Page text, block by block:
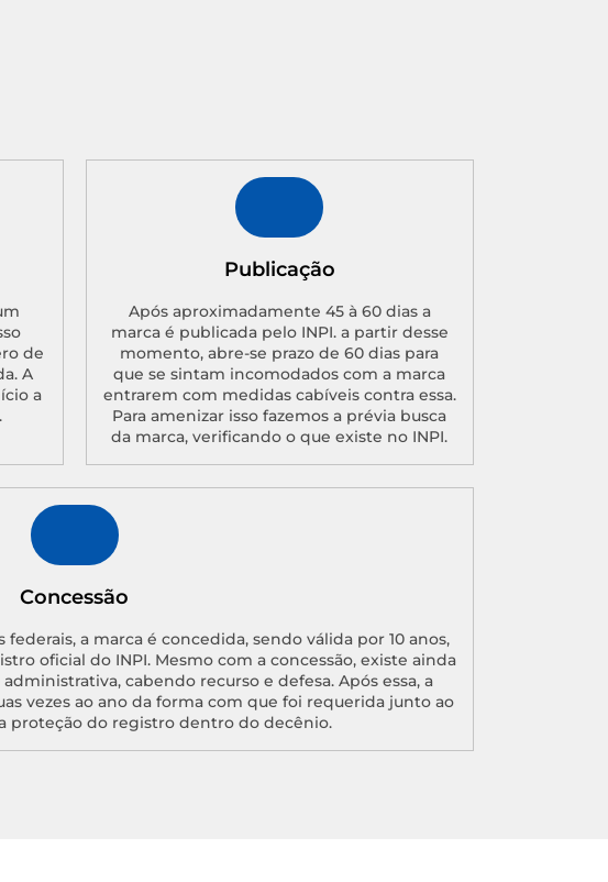
de
A
a
Publicação
Após aproximadamente 45 à 60 dias a
marca é publicada pelo INPI. a partir desse
momento, abre-se prazo de 60 dias para
que se sintam incomodados com a marca
entrarem com medidas cabíveis contra essa.
Para amenizar isso fazemos a prévia busca
da marca, verificando o que existe no INPI.
Concessão
a marca é concedida, sendo válida por 10 anos,
oficial do INPI. Mesmo com a concessão, existe ainda
cabendo recurso e defesa. Após essa, a
vezes ao ano da forma com que foi requerida junto ao
proteção do registro dentro do decênio.